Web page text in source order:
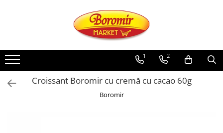
Noutati
Produse de post
Cozonac
1 2
Croissant Boromir cu cremă cu cacao 60g
Boromir